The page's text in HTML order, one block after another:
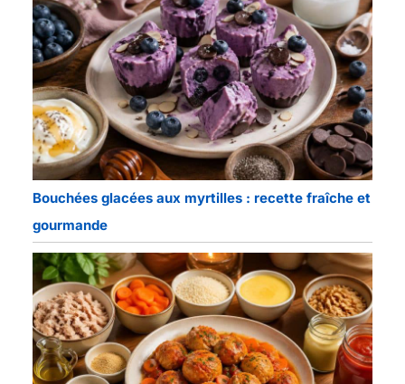
Bouchées glacées aux myrtilles : recette fraîche et
gourmande